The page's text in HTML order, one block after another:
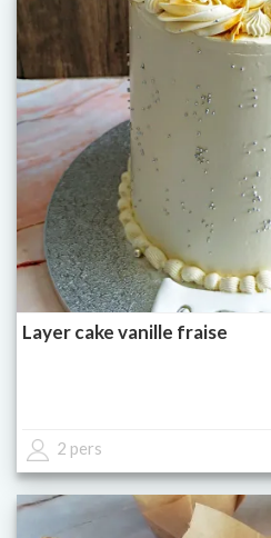
Layer cake vanille fraise
2 pers